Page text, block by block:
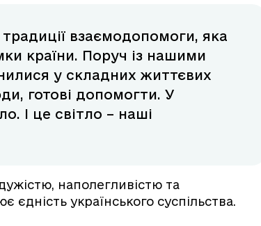
взаємодопомоги, яка
країни. Поруч із нашими
у складних життєвих
готові допомогти. У
І це світло – наші
наполегливістю та
українського суспільства.